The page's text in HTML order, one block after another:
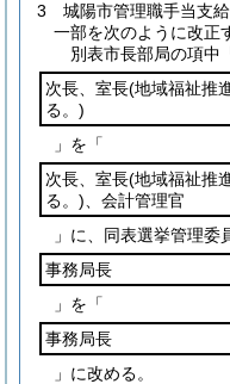
3
城陽市管理職手当支給
一部を次のように改正
別表市長部局の項中
次長、室長(地域福祉推
る。)
」を「
次長、室長(地域福祉推
る。) 、会計管理官
」に、同表選挙管理委
事務局長
」を「
事務局長
」に改める。